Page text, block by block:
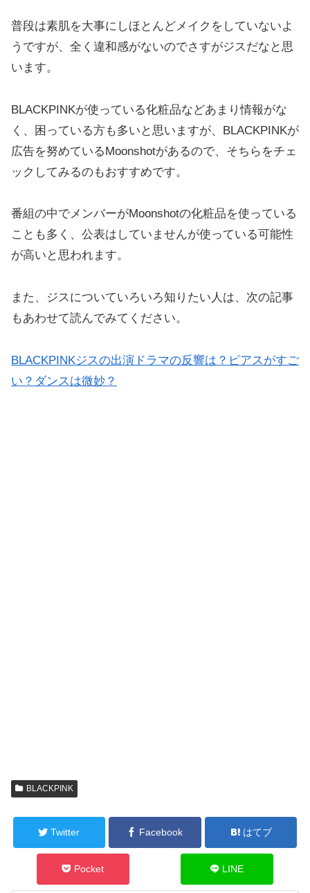
普段は素肌を大事にしほとんどメイクをしていないよ
うですが、全く違和感がないのでさすがジスだなと思
います。
BLACKPINKが使っている化粧品などあまり情報がな
く、困っている方も多いと思いますが、BLACKPINKが
広告を努めているMoonshotがあるので、そちらをチェ
ックしてみるのもおすすめです。
番組の中でメンバーがMoonshotの化粧品を使っている
ことも多く、公表はしていませんが使っている可能性
が高いと思われます。
また、ジスについていろいろ知りたい人は、次の記事
もあわせて読んでみてください。
BLACKPINKジスの出演ドラマの反響は？ピアスがすご
い？ダンスは微妙？
BLACKPINK
Twitter Facebook はてブ
Pocket LINE